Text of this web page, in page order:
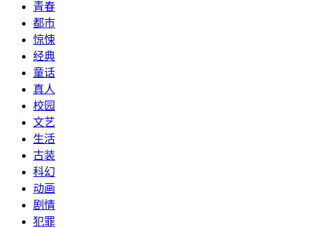
青春
都市
惊悚
经典
童话
真人
校园
文艺
生活
古装
科幻
动画
剧情
犯罪